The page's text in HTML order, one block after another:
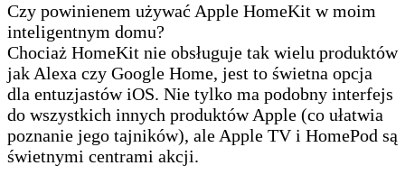
Czy powinienem używać Apple HomeKit w moim
inteligentnym domu?
Chociaż HomeKit nie obsługuje tak wielu produktów
jak Alexa czy Google Home, jest to świetna opcja
dla entuzjastów iOS. Nie tylko ma podobny interfejs
do wszystkich innych produktów Apple (co ułatwia
poznanie jego tajników), ale Apple TV i HomePod są
świetnymi centrami akcji.